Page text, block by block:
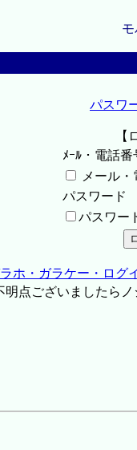
パスワ
【
ﾒｰﾙ・電話番
メール
パスワード
パスワー
ホ・ガラケー・ログ
点ございましたらノ